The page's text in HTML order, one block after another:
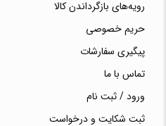
رویه‌های بازگرداندن کالا
حریم خصوصی
پیگیری سفارشات
تماس با ما
ورود / ثبت نام
ثبت شکایت و درخواست